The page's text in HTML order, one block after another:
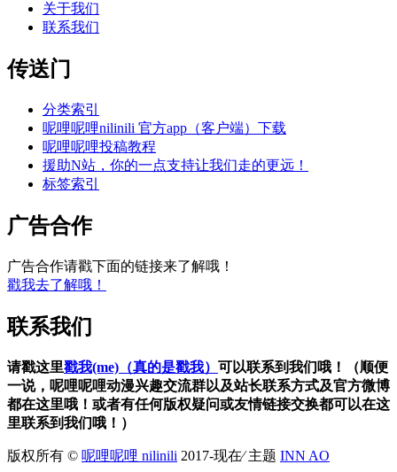
关于我们
联系我们
传送门
分类索引
呢哩呢哩nilinili 官方app（客户端）下载
呢哩呢哩投稿教程
援助N站，你的一点支持让我们走的更远！
标签索引
广告合作
广告合作请戳下面的链接来了解哦！
戳我去了解哦！
联系我们
请戳这里戳我(me)（真的是戳我） 可以联系到我们哦！（顺便
一说，呢哩呢哩动漫兴趣交流群以及站长联系方式及官方微博
都在这里哦！或者有任何版权疑问或友情链接交换都可以在这
里联系到我们哦！）
版权所有 © 呢哩呢哩 nilinili 2017-现在⁄ 主题 INN AO